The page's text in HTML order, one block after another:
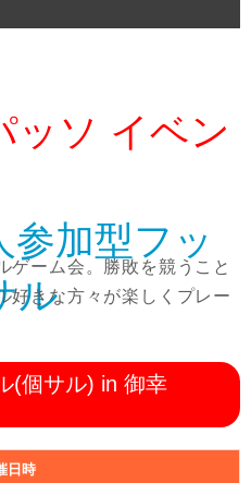
ッソ イベン
参加型フッ
ル
ゲーム会。勝敗を競うこと
好きな方々が楽しくプレー
(個サル) in 御幸
日時